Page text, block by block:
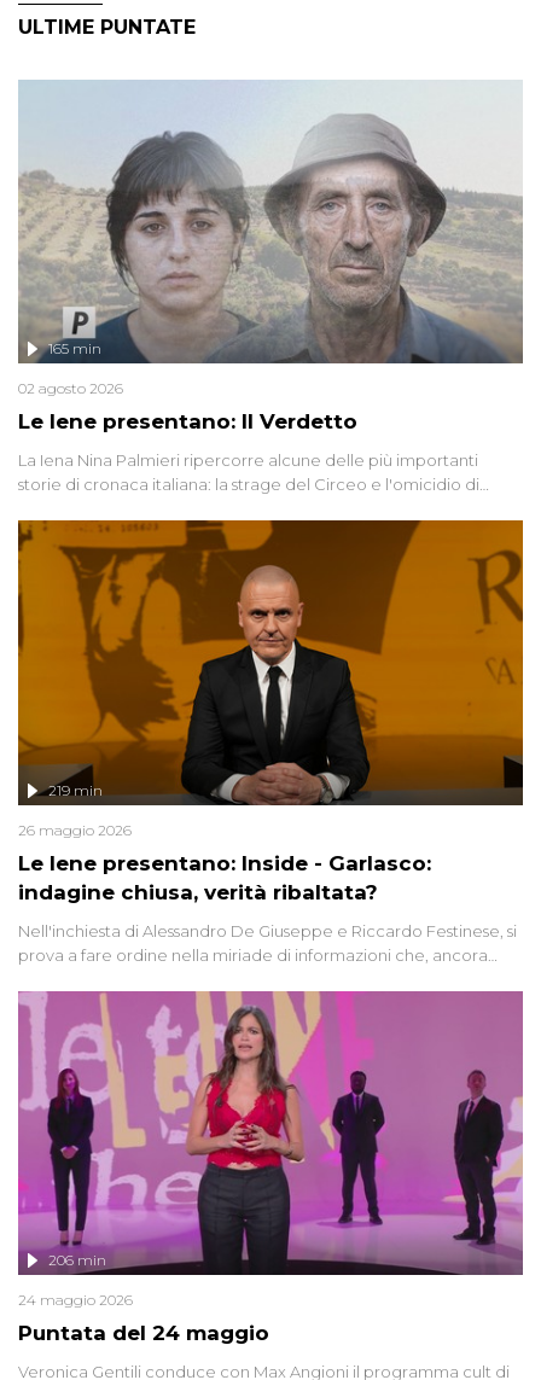
ULTIME PUNTATE
Le Iene presentano: Il Verdetto
165 min
02 agosto 2026
La Iena Nina Palmieri ripercorre alcune delle più importanti
storie di cronaca italiana: la strage del Circeo e l'omicidio di
Le Iene presentano: Inside - Garlasco:
indagine chiusa, verità ribaltata?
219 min
26 maggio 2026
Nell'inchiesta di Alessandro De Giuseppe e Riccardo Festinese, si
prova a fare ordine nella miriade di informazioni che, ancora
giudiziarie più discusse degli ultimi anni. Lo speciale ricostruisce la
vicenda mettendo in fila testimonianze, errori, dettagli
controversi e i protagonisti di un'indagine che sembra non avere
fine.
Puntata del 24 maggio
206 min
24 maggio 2026
Veronica Gentili conduce con Max Angioni il programma cult di